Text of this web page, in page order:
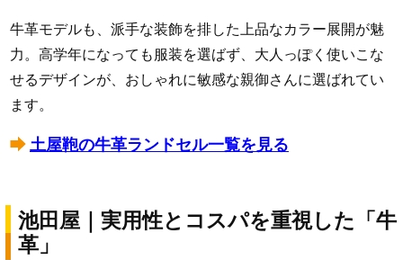
牛革モデルも、派手な装飾を排した上品なカラー展開が魅
力。高学年になっても服装を選ばず、大人っぽく使いこな
せるデザインが、おしゃれに敏感な親御さんに選ばれてい
ます。
土屋鞄の牛革ランドセル一覧を見る
池田屋｜実用性とコスパを重視した「牛
革」